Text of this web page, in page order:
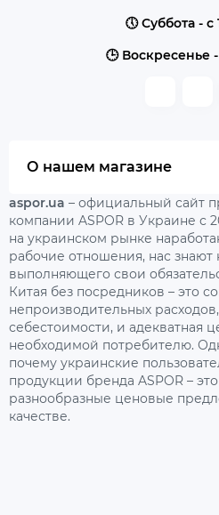
🕔
🕒 Воскресенье
О нашем магазине
aspor.ua – официальный сайт
компании ASPOR в Украине с
на украинском рынке
рабочие отношения, нас знают
выполняющего свои
Китая без посредников – это
непроизводительных
себестоимости, и адекватная
необходимой потребителю.
почему украинские
продукции бренда ASPOR –
разнообразные ценовые
качестве.